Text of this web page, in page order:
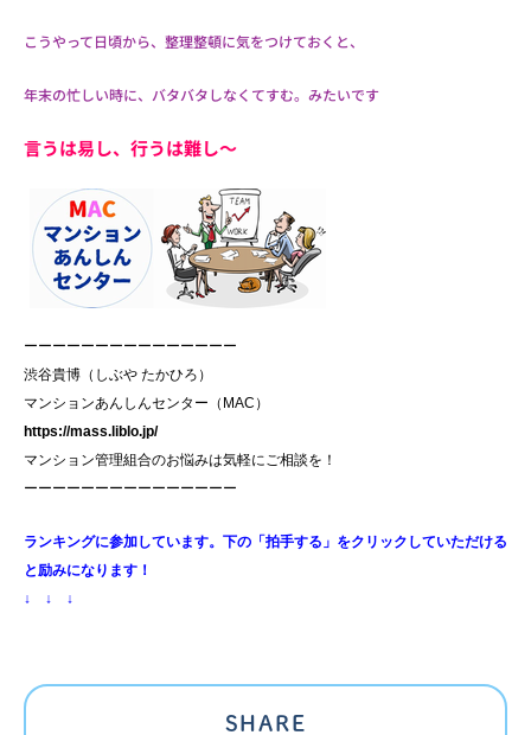
こうやって日頃から、整理整頓に気をつけておくと、
年末の忙しい時に、バタバタしなくてすむ。みたいです
言うは易し、行うは難し～
ーーーーーーーーーーーーーーー
渋谷貴博（しぶや たかひろ）
マンションあんしんセンター（MAC）
https://mass.liblo.jp/
マンション管理組合のお悩みは気軽にご相談を！
ーーーーーーーーーーーーーーー
ランキングに参加しています。下の「拍手する」をクリックしていただける
と励みになります！
↓ ↓ ↓
SHARE